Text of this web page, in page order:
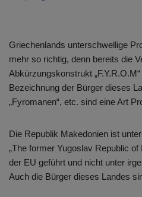
Griechenlands unterschwellige
mehr so richtig, denn bereits die
Abkürzungskonstrukt
Bezeichnung der Bürger dieses
„Fyromanen“, etc. sind eine Art
Die Republik Makedonien ist
„The former Yugoslav Republic
der EU geführt und nicht unter
Auch die Bürger dieses Landes